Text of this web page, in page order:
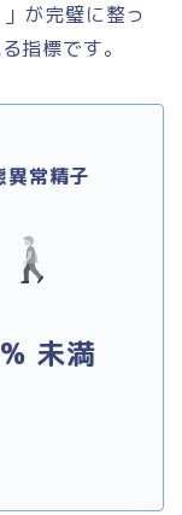
が完璧に整っ
指標です。
異常精子
未満